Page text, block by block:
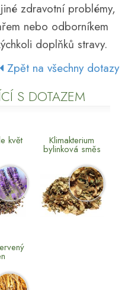
zdravotní problémy,
nebo odborníkem
doplňků stravy.
Zpět na všechny dotazy
S DOTAZEM
květ Klimakterium
bylinková směs